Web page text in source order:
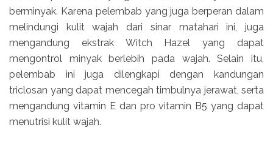
berminyak. Karena pelembab yang juga berperan dalam
melindungi kulit wajah dari sinar matahari ini, juga
mengandung ekstrak Witch Hazel yang dapat
mengontrol minyak berlebih pada wajah. Selain itu,
pelembab ini juga dilengkapi dengan kandungan
triclosan yang dapat mencegah timbulnya jerawat, serta
mengandung vitamin E dan pro vitamin B5 yang dapat
menutrisi kulit wajah.